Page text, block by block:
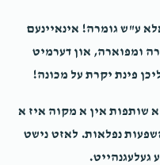
ע"ש גומרה! אינאיינעם
ומפוארה, און דערמיט
פינת יקרת על מכונה!
שותפות אין א מקוה איז א
נפלאות. לאזט נישט
געלעגנהייט.